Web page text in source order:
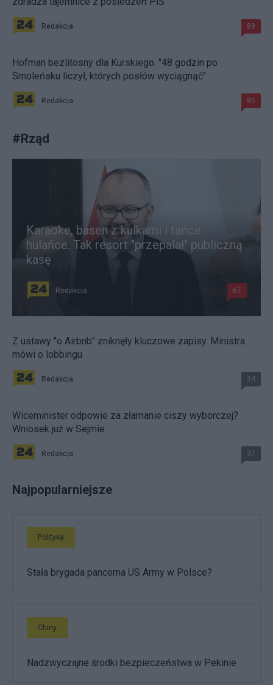
Redakcja 89
Hofman bezlitosny dla Kurskiego. "48 godzin po
Smoleńsku liczył, których posłów wyciągnąć"
Redakcja 85
#Rząd
Karaoke, basen z kulkami i tańce
hulańce. Tak resort "przepalał" publiczną
kasę
Redakcja 67
Z ustawy "o Airbnb" zniknęły kluczowe zapisy. Ministra
mówi o lobbingu
Redakcja 34
Wiceminister odpowie za złamanie ciszy wyborczej?
Wniosek już w Sejmie
Redakcja 37
Najpopularniejsze
Polityka
Stała brygada pancerna US Army w Polsce?
Chiny
Nadzwyczajne środki bezpieczeństwa w Pekinie